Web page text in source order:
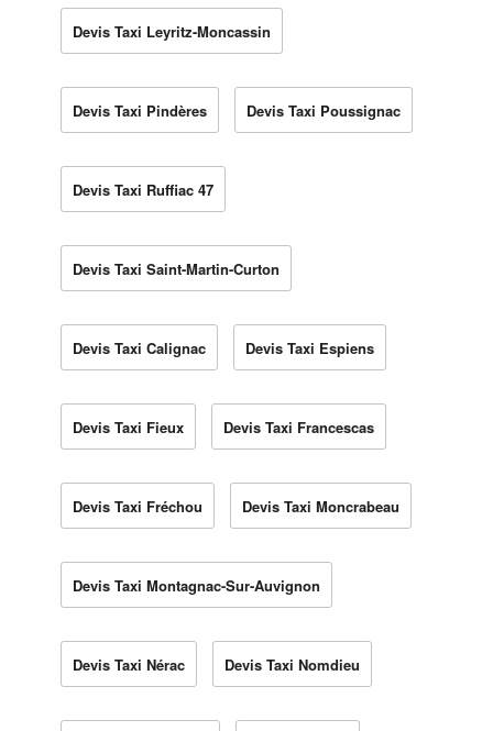
Devis Taxi Leyritz-Moncassin
Devis Taxi Pindères Devis Taxi Poussignac
Devis Taxi Ruffiac 47
Devis Taxi Saint-Martin-Curton
Devis Taxi Calignac Devis Taxi Espiens
Devis Taxi Fieux Devis Taxi Francescas
Devis Taxi Fréchou Devis Taxi Moncrabeau
Devis Taxi Montagnac-Sur-Auvignon
Devis Taxi Nérac Devis Taxi Nomdieu